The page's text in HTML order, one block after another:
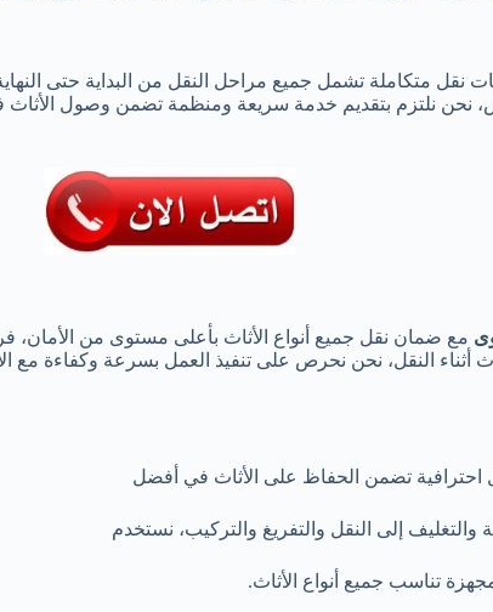
نقل متكاملة تشمل جميع مراحل النقل من البداية حتى
نحن نلتزم بتقديم خدمة سريعة ومنظمة تضمن وصول الأثاث
مع ضمان نقل جميع أنواع الأثاث بأعلى مستوى من الأمان،
أثناء النقل، نحن نحرص على تنفيذ العمل بسرعة وكفاءة مع
تضمن الحفاظ على الأثاث في أفضل
والتغليف إلى النقل والتفريغ والتركيب، نستخدم
تناسب جميع أنواع الأثاث.